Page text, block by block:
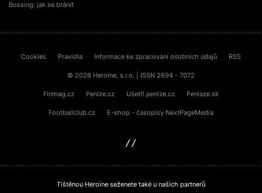
Bossing: jak se bránit
Cookies Pravidla Informace ke zpracování osobních údajů RSS
© 2026 Heroine, s.r.o. | ISSN 2694 - 7072
Finmag.cz Peníze.cz Ušetři.peníze.cz Peniaze.sk
Footballclub.cz E-shop - časopisy NextPageMedia
Tištěnou Heroine seženete také u našich partnerů